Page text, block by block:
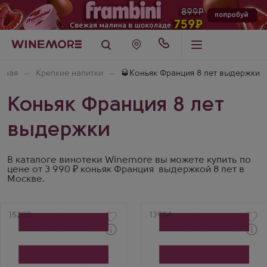
Крепкие напитки 🥃Коньяк Франция 8 лет выдержки
Коньяк Франция 8 лет
выдержки
В каталоге винотеки Winemore вы можете купить по
цене от 3 990 ₽ коньяк Франция выдержкой 8 лет в
Москве.
Артикул
15288 Артикул
13954